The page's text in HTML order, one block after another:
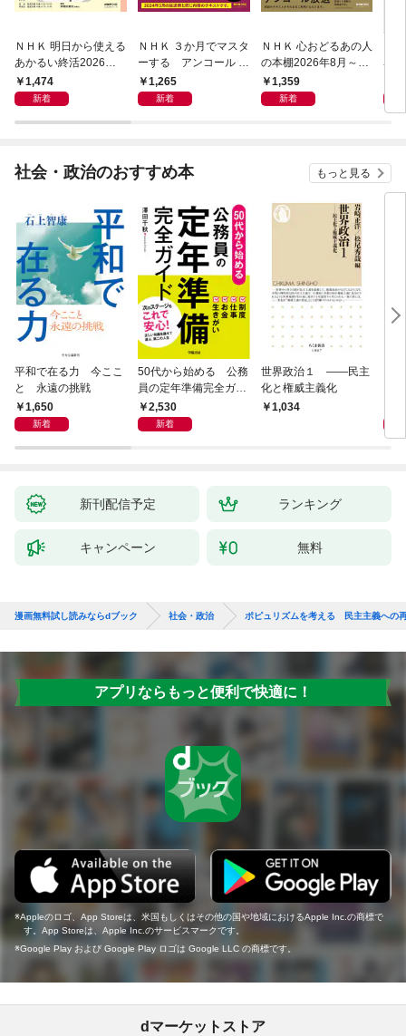
ＮＨＫ 明日から使える
あかるい終活2026年8
月～9月
1,474
新着
ＮＨＫ ３か月でマスタ
ーする アンコール 世
界史2026年8月
1,265
新着
ＮＨＫ 心おどるあの人
の本棚2026年8月～9
月1,359
新着
名
宣
社会・政治のおすすめ本 もっと見る
平和で在る力 今ここ
と 永遠の挑戦
1,650
新着
50代から始める 公務
員の定年準備完全ガイ
ド2,530
新着
世界政治１ ――民主
化と権威主義化
1,034
新刊配信予定 ランキング
キャンペーン 無料
漫画無料試し読みならdブック 社会・政治 ポピュリズムを考える 民主主義への
アプリならもっと便利で快適に！
Appleのロゴ、App Storeは、米国もしくはその他の国や地域におけるApple Inc.の商標で
す。App Storeは、Apple Inc.のサービスマークです。
Google Play および Google Play ロゴは Google LLC の商標です。
dマーケットストア